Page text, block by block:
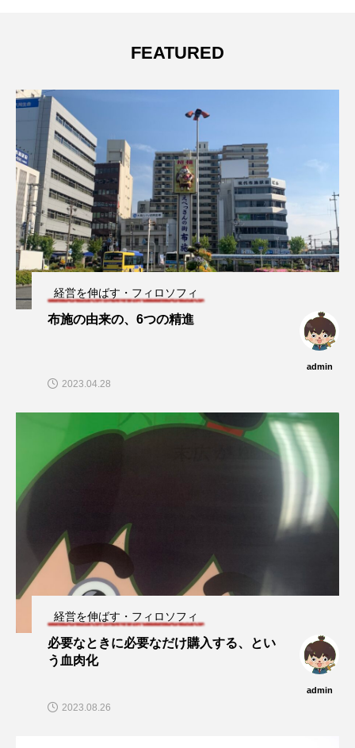
FEATURED
経営を伸ばす・フィロソフィ
布施の由来の、6つの精進
admin
2023.04.28
経営を伸ばす・フィロソフィ
必要なときに必要なだけ購入する、とい
う血肉化
admin
2023.08.26